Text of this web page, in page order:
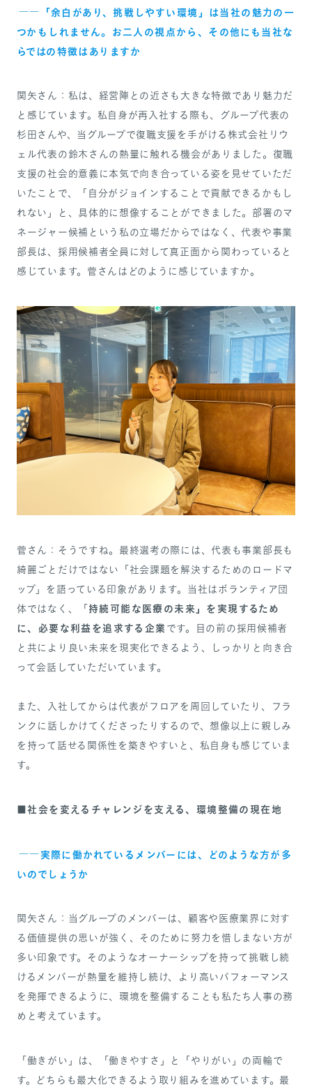
―― 「余白があり、挑戦しやすい環境」は当社の魅力の一
つかもしれません。お二人の視点から、その他にも当社な
らではの特徴はありますか
関矢さん：私は、経営陣との近さも大きな特徴であり魅力だ
と感じています。私自身が再入社する際も、グループ代表の
杉田さんや、当グループで復職支援を手がける株式会社リウ
ェル代表の鈴木さんの熱量に触れる機会がありました。復職
支援の社会的意義に本気で向き合っている姿を見せていただ
いたことで、「自分がジョインすることで貢献できるかもし
れない」と、具体的に想像することができました。部署のマ
ネージャー候補という私の立場だからではなく、代表や事業
部長は、採用候補者全員に対して真正面から関わっていると
感じています。菅さんはどのように感じていますか。
菅さん：そうですね。最終選考の際には、代表も事業部長も
綺麗ごとだけではない「社会課題を解決するためのロードマ
ップ」を語っている印象があります。当社はボランティア団
体ではなく、「持続可能な医療の未来」を実現するため
に、必要な利益を追求する企業 です。目の前の採用候補者
と共により良い未来を現実化できるよう、しっかりと向き合
って会話していただいています。
また、入社してからは代表がフロアを周回していたり、フラ
ンクに話しかけてくださったりするので、想像以上に親しみ
を持って話せる関係性を築きやすいと、私自身も感じていま
す。
■社会を変えるチャレンジを支える、環境整備の現在地
――実際に働かれているメンバーには、どのような方が多
いのでしょうか
関矢さん：当グループのメンバーは、顧客や医療業界に対す
る価値提供の思いが強く、そのために努力を惜しまない方が
多い印象です。そのようなオーナーシップを持って挑戦し続
けるメンバーが熱量を維持し続け、より高いパフォーマンス
を発揮できるように、環境を整備することも私たち人事の務
めと考えています。
「働きがい」は、「働きやすさ」と「やりがい」の両輪で
す。どちらも最大化できるよう取り組みを進めています。最